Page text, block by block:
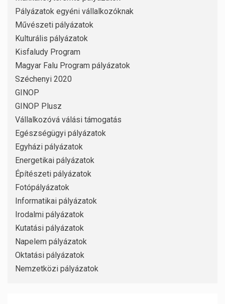
Pályázatok egyéni vállalkozóknak
Művészeti pályázatok
Kulturális pályázatok
Kisfaludy Program
Magyar Falu Program pályázatok
Széchenyi 2020
GINOP
GINOP Plusz
Vállalkozóvá válási támogatás
Egészségügyi pályázatok
Egyházi pályázatok
Energetikai pályázatok
Építészeti pályázatok
Fotópályázatok
Informatikai pályázatok
Irodalmi pályázatok
Kutatási pályázatok
Napelem pályázatok
Oktatási pályázatok
Nemzetközi pályázatok